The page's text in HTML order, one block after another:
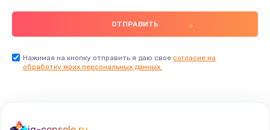
Заказать
Нажимая на кнопку отправить я даю свое согласие на
обработку моих персональных данных.